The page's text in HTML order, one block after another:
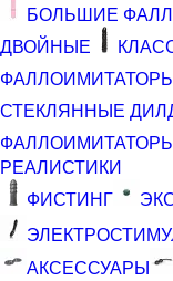
БОЛЬШИЕ
ДВОЙНЫЕ
СТЕКЛЯННЫЕ
РЕАЛИСТИКИ
ФИСТИНГ
АКСЕССУАРЫ